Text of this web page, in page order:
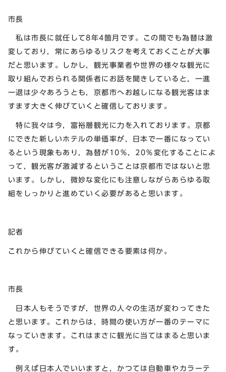
市長
私は市長に就任して8年4箇月です。この間でも為替は激
変しており，常にあらゆるリスクを考えておくことが大事
だと思います。しかし，観光事業者や世界の様々な観光に
取り組んでおられる関係者にお話を聞きしていると，一進
一退は少々あろうとも，京都市へお越しになる観光客はま
すます大きく伸びていくと確信しております。
特に我々は今，富裕層観光に力を入れております。京都
にできた新しいホテルの単価率が，日本で一番になってい
るという現象もあり，為替が10％，20％変化することによ
って，観光客が激減するということは京都市ではないと思
います。しかし，微妙な変化にも注意しながらあらゆる取
組をしっかりと進めていく必要があると思います。
記者
これから伸びていくと確信できる要素は何か。
市長
日本人もそうですが，世界の人々の生活が変わってきた
と思います。これからは，時間の使い方が一番のテーマに
なっていきます。これはまさに観光に当てはまると思いま
す。
例えば日本人でいいますと，かつては自動車やカラーテ